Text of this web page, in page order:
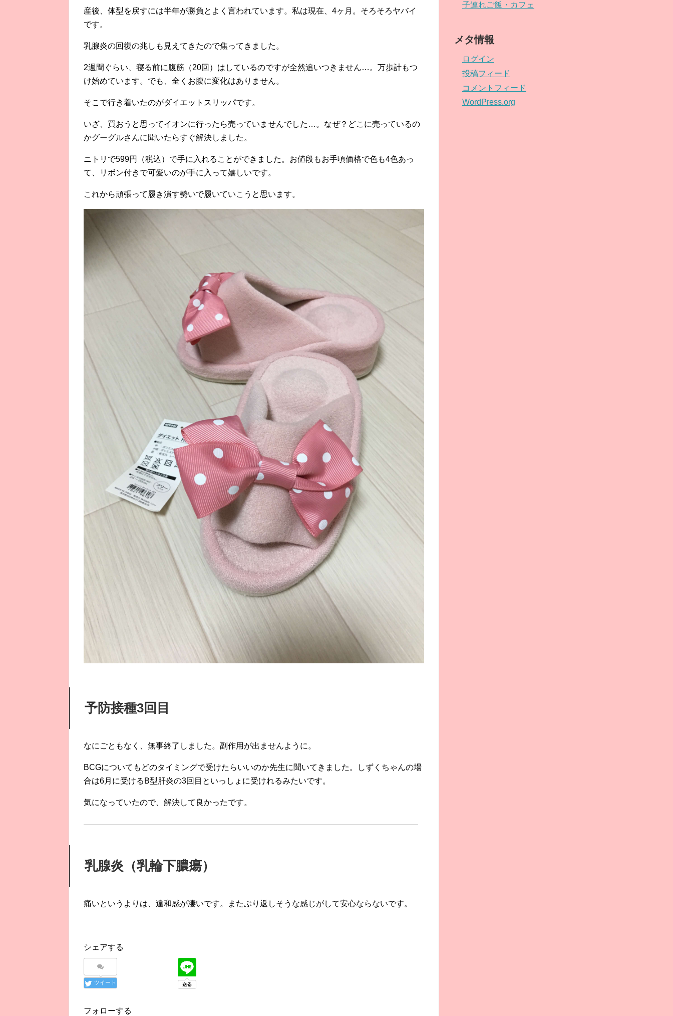
産後、体型を戻すには半年が勝負とよく言われています。私は現在、4ヶ月。そろそろヤバイ
です。
乳腺炎の回復の兆しも見えてきたので焦ってきました。
2週間ぐらい、寝る前に腹筋（20回）はしているのですが全然追いつきません…。万歩計もつ
け始めています。でも、全くお腹に変化はありません。
そこで行き着いたのがダイエットスリッパです。
いざ、買おうと思ってイオンに行ったら売っていませんでした…。なぜ？どこに売っているの
かグーグルさんに聞いたらすぐ解決しました。
ニトリで599円（税込）で手に入れることができました。お値段もお手頃価格で色も4色あっ
て、リボン付きで可愛いのが手に入って嬉しいです。
これから頑張って履き潰す勢いで履いていこうと思います。
予防接種3回目
なにごともなく、無事終了しました。副作用が出ませんように。
BCGについてもどのタイミングで受けたらいいのか先生に聞いてきました。しずくちゃんの場
合は6月に受けるB型肝炎の3回目といっしょに受けれるみたいです。
気になっていたので、解決して良かったです。
乳腺炎（乳輪下膿瘍）
痛いというよりは、違和感が凄いです。またぶり返しそうな感じがして安心ならないです。
シェアする
ツイート
フォローする
子連れご飯・カフェ
メタ情報
ログイン
投稿フィード
コメントフィード
WordPress.org